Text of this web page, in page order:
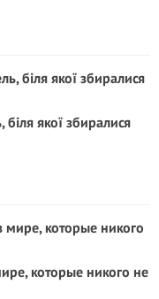
якої збиралися
которые никого не